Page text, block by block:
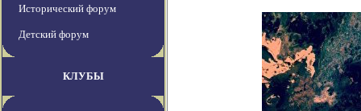
Исторический форум
Детский форум
КЛУБЫ